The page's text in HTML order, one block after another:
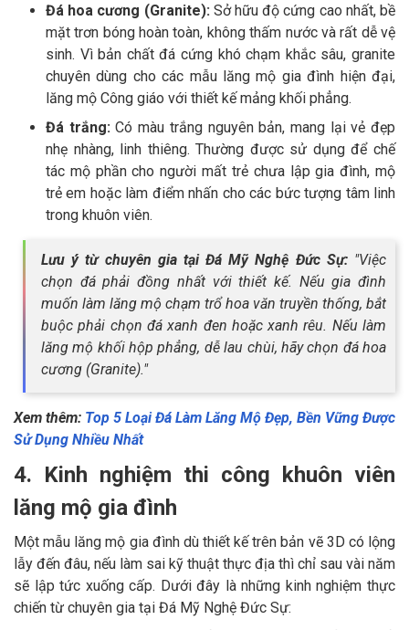
Đá hoa cương (Granite): Sở hữu độ cứng cao nhất, bề
mặt trơn bóng hoàn toàn, không thấm nước và rất dễ vệ
sinh. Vì bản chất đá cứng khó chạm khắc sâu, granite
chuyên dùng cho các mẫu lăng mộ gia đình hiện đại,
lăng mộ Công giáo với thiết kế mảng khối phẳng.
Đá trắng:Có màu trắng nguyên bản, mang lại vẻ đẹp
nhẹ nhàng, linh thiêng. Thường được sử dụng để chế
tác mộ phần cho người mất trẻ chưa lập gia đình, mộ
trẻ em hoặc làm điểm nhấn cho các bức tượng tâm linh
trong khuôn viên.
Lưu ý từ chuyên gia tại Đá Mỹ Nghệ Đức Sự:"Việc
chọn đá phải đồng nhất với thiết kế. Nếu gia đình
muốn làm lăng mộ chạm trổ hoa văn truyền thống, bắt
buộc phải chọn đá xanh đen hoặc xanh rêu. Nếu làm
lăng mộ khối hộp phẳng, dễ lau chùi, hãy chọn đá hoa
cương (Granite)."
Xem thêm: Top 5 Loại Đá Làm Lăng Mộ Đẹp, Bền Vững Được
Sử Dụng Nhiều Nhất
4. Kinh nghiệm thi công khuôn viên
lăng mộ gia đình
Một mẫu lăng mộ gia đình dù thiết kế trên bản vẽ 3D có lộng
lẫy đến đâu, nếu làm sai kỹ thuật thực địa thì chỉ sau vài năm
sẽ lập tức xuống cấp. Dưới đây là những kinh nghiệm thực
chiến từ chuyên gia tại Đá Mỹ Nghệ Đức Sự: